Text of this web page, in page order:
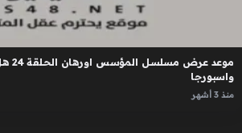
موعد
واسبورجا
منذ 3 أشهر